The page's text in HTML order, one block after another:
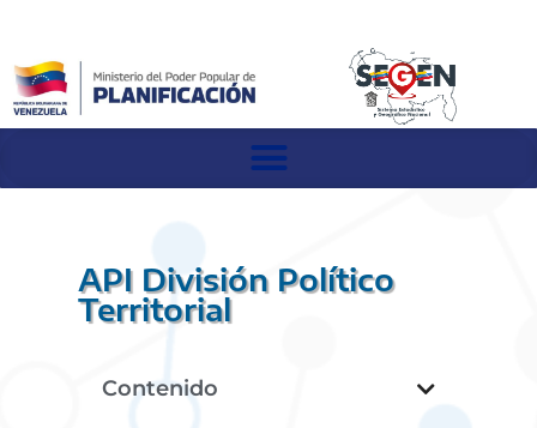
API División Político
Territorial
Contenido